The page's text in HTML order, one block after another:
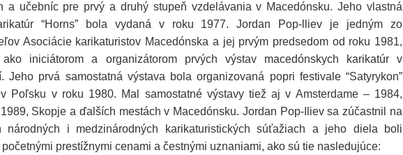
a učebníc pre prvý a druhý stupeň vzdelávania v Macedónsku. Jeho vlastná
“Horns” bola vydaná v roku 1977. Jordan Pop-lliev je jedným zo
Asociácie karikaturistov Macedónska a jej prvým predsedom od roku 1981,
iniciátorom a organizátorom prvých výstav macedónskych karikatúr v
Jeho prvá samostatná výstava bola organizovaná popri festivale “Satyrykon”
v Poľsku v roku 1980. Mal samostatné výstavy tiež aj v Amsterdame – 1984,
Skopje a ďalších mestách v Macedónsku. Jordan Pop-Iliev sa zúčastnil na
národných i medzinárodných karikaturistických súťažiach a jeho diela boli
prestížnymi cenami a čestnými uznaniami, ako sú tie nasledujúce: